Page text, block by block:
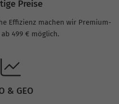
Preise
Effizienz machen wir Premium-
ab 499 € möglich.
& GEO